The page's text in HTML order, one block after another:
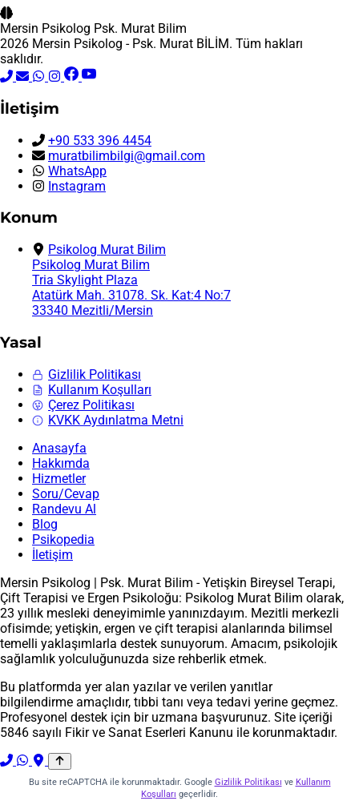
Mersin Psikolog Psk. Murat Bilim
2026 Mersin Psikolog - Psk. Murat BİLİM. Tüm hakları
saklıdır.
İletişim
+90 533 396 4454
muratbilimbilgi@gmail.com
WhatsApp
Instagram
Konum
Psikolog Murat Bilim
Psikolog Murat Bilim
Tria Skylight Plaza
Atatürk Mah. 31078. Sk. Kat:4 No:7
33340 Mezitli/Mersin
Yasal
Gizlilik Politikası
Kullanım Koşulları
Çerez Politikası
KVKK Aydınlatma Metni
Anasayfa
Hakkımda
Hizmetler
Soru/Cevap
Randevu Al
Blog
Psikopedia
İletişim
Mersin Psikolog | Psk. Murat Bilim - Yetişkin Bireysel Terapi,
Çift Terapisi ve Ergen Psikoloğu: Psikolog Murat Bilim olarak,
23 yıllık mesleki deneyimimle yanınızdayım. Mezitli merkezli
ofisimde; yetişkin, ergen ve çift terapisi alanlarında bilimsel
temelli yaklaşımlarla destek sunuyorum. Amacım, psikolojik
sağlamlık yolculuğunuzda size rehberlik etmek.
Bu platformda yer alan yazılar ve verilen yanıtlar
bilgilendirme amaçlıdır, tıbbi tanı veya tedavi yerine geçmez.
Profesyonel destek için bir uzmana başvurunuz. Site içeriği
5846 sayılı Fikir ve Sanat Eserleri Kanunu ile korunmaktadır.
Bu site reCAPTCHA ile korunmaktadır. Google Gizlilik Politikası ve Kullanım
Koşulları geçerlidir.